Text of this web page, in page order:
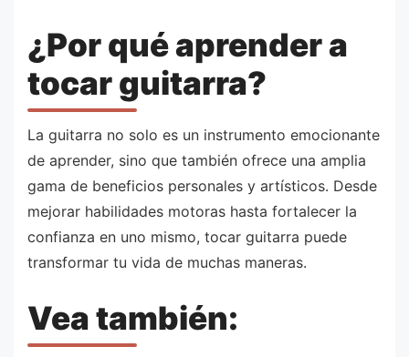
¿Por qué aprender a
tocar guitarra?
La guitarra no solo es un instrumento emocionante
de aprender, sino que también ofrece una amplia
gama de beneficios personales y artísticos. Desde
mejorar habilidades motoras hasta fortalecer la
confianza en uno mismo, tocar guitarra puede
transformar tu vida de muchas maneras.
Vea también: